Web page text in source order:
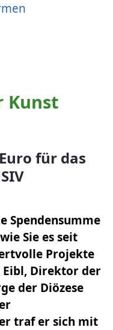
Kunst
für das
Spendensumme
Sie es seit
Projekte
Eibl, Direktor der
der Diözese
traf er sich mit